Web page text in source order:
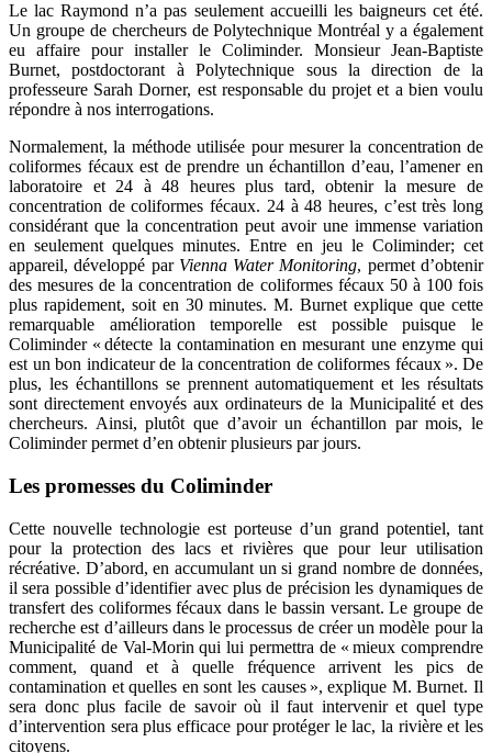
Le lac Raymond n’a pas seulement accueilli les baigneurs cet été.
Un groupe de chercheurs de Polytechnique Montréal y a également
eu affaire pour installer le Coliminder. Monsieur Jean-Baptiste
Burnet, postdoctorant à Polytechnique sous la direction de la
professeure Sarah Dorner, est responsable du projet et a bien voulu
répondre à nos interrogations.
Normalement, la méthode utilisée pour mesurer la concentration de
coliformes fécaux est de prendre un échantillon d’eau, l’amener en
laboratoire et 24 à 48 heures plus tard, obtenir la mesure de
concentration de coliformes fécaux. 24 à 48 heures, c’est très long
considérant que la concentration peut avoir une immense variation
en seulement quelques minutes. Entre en jeu le Coliminder; cet
appareil, développé par Vienna Water Monitoring, permet d’obtenir
des mesures de la concentration de coliformes fécaux 50 à 100 fois
plus rapidement, soit en 30 minutes. M. Burnet explique que cette
remarquable amélioration temporelle est possible puisque le
Coliminder « détecte la contamination en mesurant une enzyme qui
est un bon indicateur de la concentration de coliformes fécaux ». De
plus, les échantillons se prennent automatiquement et les résultats
sont directement envoyés aux ordinateurs de la Municipalité et des
chercheurs. Ainsi, plutôt que d’avoir un échantillon par mois, le
Coliminder permet d’en obtenir plusieurs par jours.
Les promesses du Coliminder
Cette nouvelle technologie est porteuse d’un grand potentiel, tant
pour la protection des lacs et rivières que pour leur utilisation
récréative. D’abord, en accumulant un si grand nombre de données,
il sera possible d’identifier avec plus de précision les dynamiques de
transfert des coliformes fécaux dans le bassin versant. Le groupe de
recherche est d’ailleurs dans le processus de créer un modèle pour la
Municipalité de Val-Morin qui lui permettra de « mieux comprendre
comment, quand et à quelle fréquence arrivent les pics de
contamination et quelles en sont les causes », explique M. Burnet. Il
sera donc plus facile de savoir où il faut intervenir et quel type
d’intervention sera plus efficace pour protéger le lac, la rivière et les
citoyens.